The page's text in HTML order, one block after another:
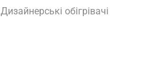
Дизайнерські обігрівачі